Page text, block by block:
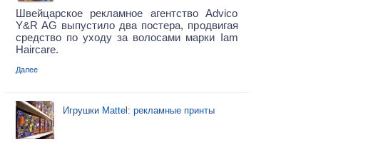
Швейцарское рекламное агентство Advico
Y&R AG выпустило два постера, продвигая
средство по уходу за волосами марки Iam
Haircare.
Далее
Игрушки Mattel: рекламные принты